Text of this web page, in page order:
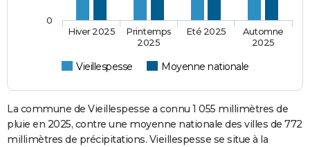
Vieillespesse Moyenne nationale
Hiver 2025
Printemps
2025
Eté 2025
Automne
2025
0
La commune de Vieillespesse a connu 1 055 millimètres de
pluie en 2025, contre une moyenne nationale des villes de 772
millimètres de précipitations. Vieillespesse se situe à la